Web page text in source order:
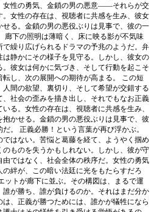
女性の勇気、金鎖の男の悪意――それらが交
女性の存在は、視聴者に共感を生み、彼女
る。金鎖の男の悪役ぶりは見事で、彼の一
廊下の照明は薄暗く、床に映る影が不気味
繰り広げられるドラマの予兆のようだ。弁
静かにその様子を見守る。しかし、彼女の
彼女は何かに気づき、そして行動を起こそ
し、次の展開への期待が高まる。 この短
間の欲望、裏切り、そして希望が交錯する
社会の歪みを描き出し、それでもなお正義
る。女性の存在は、視聴者に共感を生み、
かせる。金鎖の男の悪役ぶりは見事で、彼
。 正義必勝！という言葉が再び浮かぶ。
はない。苦悩と葛藤を経て、ようやく掴め
ものを失うかもしれない。しかし、彼が守
ではなく、社会全体の秩序だ。女性の勇気
絆が、この暗い法廷に光をもたらすだろ
ットが廊下に並ぶ。その構図は、まるで運
が勝ち、誰が負けるのか。それはまだ分か
、正義が勝つためには、誰かが犠牲になら